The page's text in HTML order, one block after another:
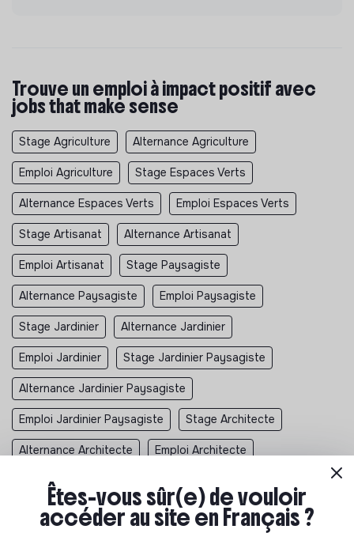
Trouve un emploi à impact positif avec
jobs that make sense
Stage Agriculture Alternance Agriculture
Emploi Agriculture Stage Espaces Verts
Alternance Espaces Verts Emploi Espaces Verts
Stage Artisanat Alternance Artisanat
Emploi Artisanat Stage Paysagiste
Alternance Paysagiste Emploi Paysagiste
Stage Jardinier Alternance Jardinier
Emploi Jardinier Stage Jardinier Paysagiste
Alternance Jardinier Paysagiste
Emploi Jardinier Paysagiste Stage Architecte
Alternance Architecte Emploi Architecte
Emploi Alimentation Durable
Emploi Developpement Durable
Êtes-vous sûr(e) de vouloir
accéder au site en Français ?